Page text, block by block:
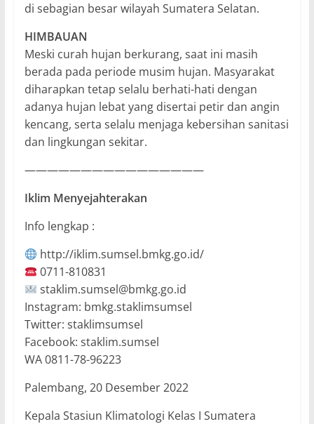
di sebagian besar wilayah Sumatera Selatan.
HIMBAUAN
Meski curah hujan berkurang, saat ini masih
berada pada periode musim hujan. Masyarakat
diharapkan tetap selalu berhati-hati dengan
adanya hujan lebat yang disertai petir dan angin
kencang, serta selalu menjaga kebersihan sanitasi
dan lingkungan sekitar.
————————————————
Iklim Menyejahterakan
Info lengkap :
http://iklim.sumsel.bmkg.go.id/
0711-810831
staklim.sumsel@bmkg.go.id
Instagram: bmkg.staklimsumsel
Twitter: staklimsumsel
Facebook: staklim.sumsel
WA 0811-78-96223
Palembang, 20 Desember 2022
Kepala Stasiun Klimatologi Kelas I Sumatera